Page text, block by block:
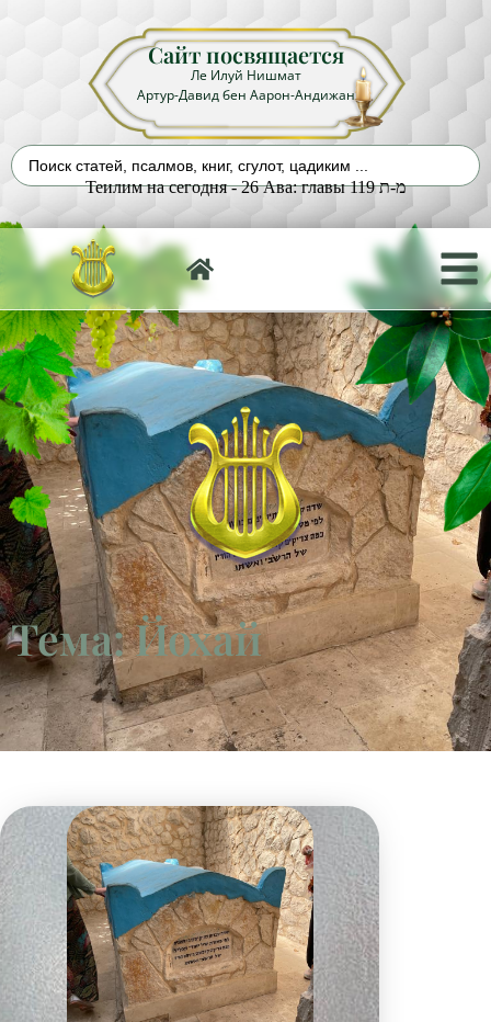
Сайт посвящается
Ле Илуй Нишмат
Артур-Давид бен Аарон-Андижан
Теилим на сегодня - 26 Ава: главы 119 מ-ת
Тема: Йохай